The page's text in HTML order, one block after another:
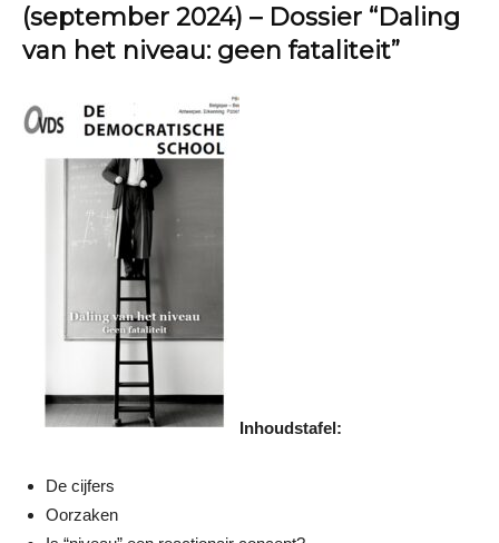
(september 2024) – Dossier “Daling
van het niveau: geen fataliteit”
Inhoudstafel:
De cijfers
Oorzaken